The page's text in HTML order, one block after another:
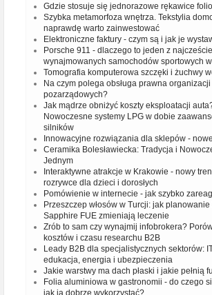
Gdzie stosuje się jednorazowe rękawice
Szybka metamorfoza wnętrza. Tekstylia
naprawdę warto zainwestować
Elektroniczne faktury - czym są i jak je
Porsche 911 - dlaczego to jeden z
wynajmowanych samochodów sportowych
Tomografia komputerowa szczęki i żuchwy
Na czym polega obsługa prawna organizacji
pozarządowych?
Jak mądrze obniżyć koszty eksploatacji
Nowoczesne systemy LPG w dobie
silników
Innowacyjne rozwiązania dla sklepów -
Ceramika Bolesławiecka: Tradycja i
Jednym
Interaktywne atrakcje w Krakowie - nowy
rozrywce dla dzieci i dorosłych
Pomówienie w internecie - jak szybko
Przeszczep włosów w Turcji: jak planowanie
Sapphire FUE zmieniają leczenie
Zrób to sam czy wynajmij infobrokera?
kosztów i czasu researchu B2B
Leady B2B dla specjalistycznych sektorów:
edukacja, energia i ubezpieczenia
Jakie warstwy ma dach płaski i jakie pełnią
Folia aluminiowa w gastronomii - do czego
jak ją dobrze wykorzystać?